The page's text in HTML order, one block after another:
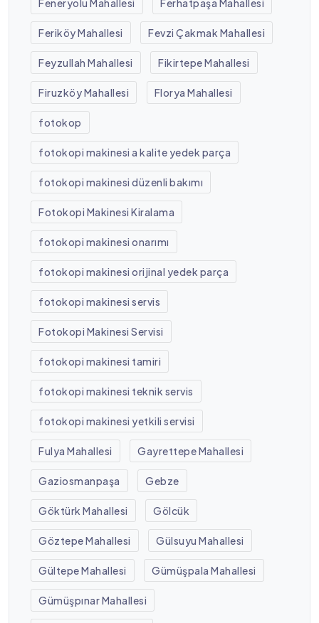
Feriköy Mahallesi Fevzi Çakmak Mahallesi
Feyzullah Mahallesi Fikirtepe Mahallesi
Firuzköy Mahallesi Florya Mahallesi
fotokop
fotokopi makinesi a kalite yedek parça
fotokopi makinesi düzenli bakımı
Fotokopi Makinesi Kiralama
fotokopi makinesi onarımı
fotokopi makinesi orijinal yedek parça
fotokopi makinesi servis
Fotokopi Makinesi Servisi
fotokopi makinesi tamiri
fotokopi makinesi teknik servis
fotokopi makinesi yetkili servisi
Fulya Mahallesi Gayrettepe Mahallesi
Gaziosmanpaşa Gebze
Göktürk Mahallesi Gölcük
Göztepe Mahallesi Gülsuyu Mahallesi
Gültepe Mahallesi Gümüşpala Mahallesi
Gümüşpınar Mahallesi